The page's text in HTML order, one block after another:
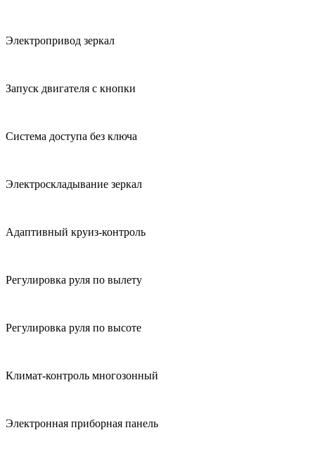
Электропривод зеркал
Запуск двигателя с кнопки
Система доступа без ключа
Электроскладывание зеркал
Адаптивный круиз-контроль
Регулировка руля по вылету
Регулировка руля по высоте
Климат-контроль многозонный
Электронная приборная панель